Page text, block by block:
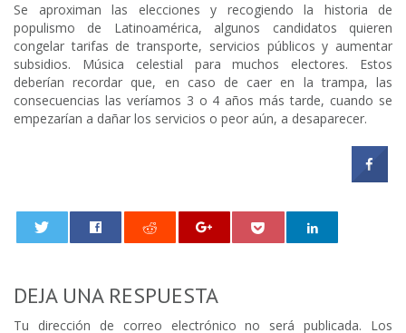
Se aproximan las elecciones y recogiendo la historia de
populismo de Latinoamérica, algunos candidatos quieren
congelar tarifas de transporte, servicios públicos y aumentar
subsidios. Música celestial para muchos electores. Estos
deberían recordar que, en caso de caer en la trampa, las
consecuencias las veríamos 3 o 4 años más tarde, cuando se
empezarían a dañar los servicios o peor aún, a desaparecer.
DEJA UNA RESPUESTA
Tu dirección de correo electrónico no será publicada. Los